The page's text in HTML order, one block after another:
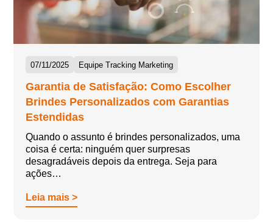
07/11/2025 Equipe Tracking Marketing
Garantia de Satisfação: Como Escolher
Brindes Personalizados com Garantias
Estendidas
Quando o assunto é brindes personalizados, uma
coisa é certa: ninguém quer surpresas
desagradáveis depois da entrega. Seja para
ações…
Leia mais >